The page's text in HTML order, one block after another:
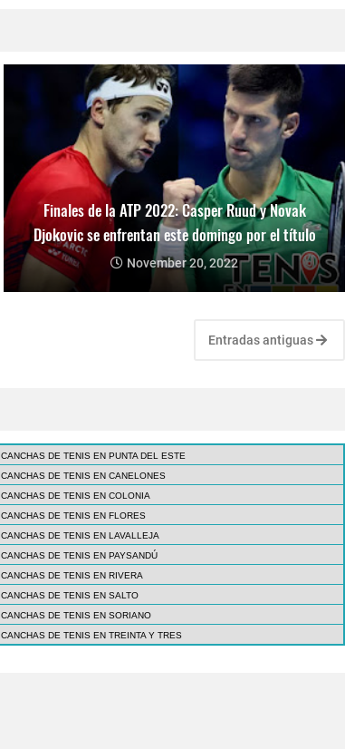
Finales de la ATP 2022: Casper Ruud y Novak
Djokovic se enfrentan este domingo por el título
November 20, 2022
Entradas antiguas
CANCHAS DE TENIS EN PUNTA DEL ESTE
CANCHAS DE TENIS EN CANELONES
CANCHAS DE TENIS EN COLONIA
CANCHAS DE TENIS EN FLORES
CANCHAS DE TENIS EN LAVALLEJA
CANCHAS DE TENIS EN PAYSANDÚ
CANCHAS DE TENIS EN RIVERA
CANCHAS DE TENIS EN SALTO
CANCHAS DE TENIS EN SORIANO
CANCHAS DE TENIS EN TREINTA Y TRES